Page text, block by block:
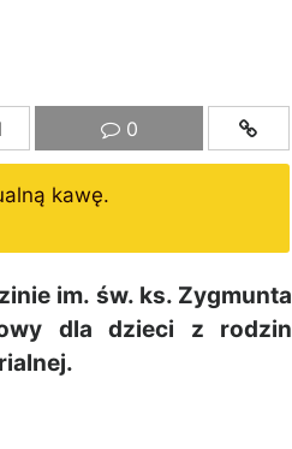
0
kawę.
im. św. ks. Zygmunta
dla dzieci z rodzin